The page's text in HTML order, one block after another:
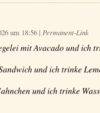
um 18:56 | Permanent-Link
mit Avacado und ich
und ich trinke
und ich trinke